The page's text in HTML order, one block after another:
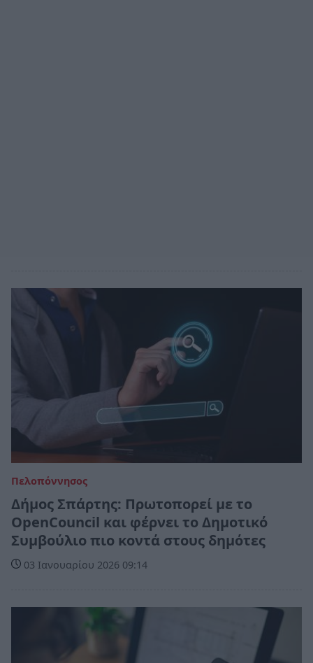
Πελοπόννησος
Δήμος Σπάρτης: Πρωτοπορεί με το
OpenCouncil και φέρνει το Δημοτικό
Συμβούλιο πιο κοντά στους δημότες
03 Ιανουαρίου 2026 09:14